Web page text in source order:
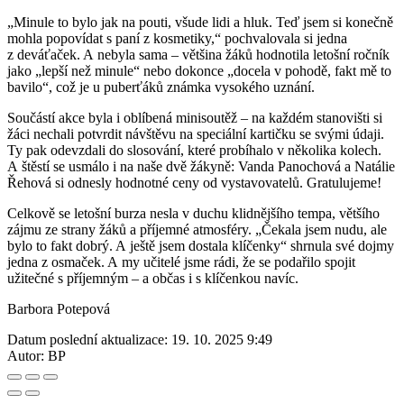
„Minule to bylo jak na pouti, všude lidi a hluk. Teď jsem si konečně
mohla popovídat s paní z kosmetiky,“ pochvalovala si jedna
z deváťaček. A nebyla sama – většina žáků hodnotila letošní ročník
jako „lepší než minule“ nebo dokonce „docela v pohodě, fakt mě to
bavilo“, což je u puberťáků známka vysokého uznání.
Součástí akce byla i oblíbená minisoutěž – na každém stanovišti si
žáci nechali potvrdit návštěvu na speciální kartičku se svými údaji.
Ty pak odevzdali do slosování, které probíhalo v několika kolech.
A štěstí se usmálo i na naše dvě žákyně: Vanda Panochová a Natálie
Řehová si odnesly hodnotné ceny od vystavovatelů. Gratulujeme!
Celkově se letošní burza nesla v duchu klidnějšího tempa, většího
zájmu ze strany žáků a příjemné atmosféry. „Čekala jsem nudu, ale
bylo to fakt dobrý. A ještě jsem dostala klíčenky“ shrnula své dojmy
jedna z osmaček. A my učitelé jsme rádi, že se podařilo spojit
užitečné s příjemným – a občas i s klíčenkou navíc.
Barbora Potepová
Datum poslední aktualizace: 19. 10. 2025 9:49
Autor: BP